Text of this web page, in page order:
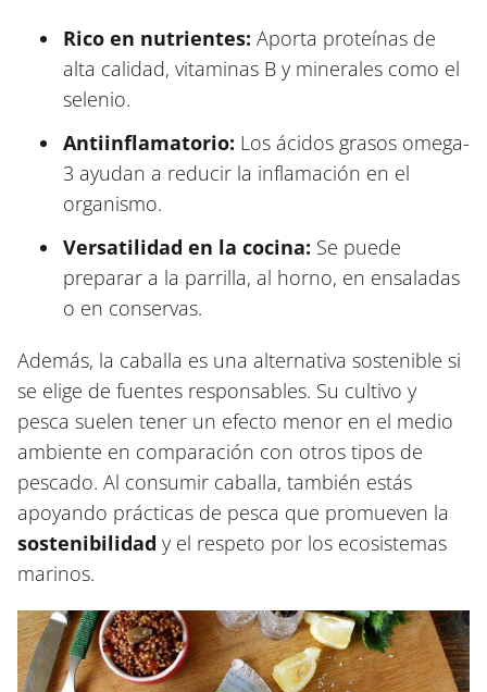
Rico en nutrientes: Aporta proteínas de
alta calidad, vitaminas B y minerales como el
selenio.
Antiinflamatorio: Los ácidos grasos omega-
3 ayudan a reducir la inflamación en el
organismo.
Versatilidad en la cocina: Se puede
preparar a la parrilla, al horno, en ensaladas
o en conservas.
Además, la caballa es una alternativa sostenible si
se elige de fuentes responsables. Su cultivo y
pesca suelen tener un efecto menor en el medio
ambiente en comparación con otros tipos de
pescado. Al consumir caballa, también estás
apoyando prácticas de pesca que promueven la
sostenibilidad y el respeto por los ecosistemas
marinos.